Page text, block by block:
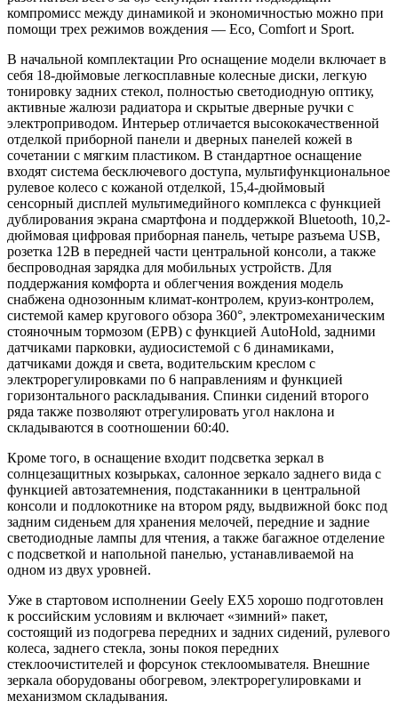
компромисс между динамикой и экономичностью можно при
помощи трех режимов вождения — Eco, Comfort и Sport.
В начальной комплектации Pro оснащение модели включает в
себя 18-дюймовые легкосплавные колесные диски, легкую
тонировку задних стекол, полностью светодиодную оптику,
активные жалюзи радиатора и скрытые дверные ручки с
электроприводом. Интерьер отличается высококачественной
отделкой приборной панели и дверных панелей кожей в
сочетании с мягким пластиком. В стандартное оснащение
входят система бесключевого доступа, мультифункциональное
рулевое колесо с кожаной отделкой, 15,4-дюймовый
сенсорный дисплей мультимедийного комплекса с функцией
дублирования экрана смартфона и поддержкой Bluetooth, 10,2-
дюймовая цифровая приборная панель, четыре разъема USB,
розетка 12В в передней части центральной консоли, а также
беспроводная зарядка для мобильных устройств. Для
поддержания комфорта и облегчения вождения модель
снабжена однозонным климат-контролем, круиз-контролем,
системой камер кругового обзора 360°, электромеханическим
стояночным тормозом (EPB) с функцией AutoHold, задними
датчиками парковки, аудиосистемой с 6 динамиками,
датчиками дождя и света, водительским креслом с
электрорегулировками по 6 направлениям и функцией
горизонтального раскладывания. Спинки сидений второго
ряда также позволяют отрегулировать угол наклона и
складываются в соотношении 60:40.
Кроме того, в оснащение входит подсветка зеркал в
солнцезащитных козырьках, салонное зеркало заднего вида с
функцией автозатемнения, подстаканники в центральной
консоли и подлокотнике на втором ряду, выдвижной бокс под
задним сиденьем для хранения мелочей, передние и задние
светодиодные лампы для чтения, а также багажное отделение
с подсветкой и напольной панелью, устанавливаемой на
одном из двух уровней.
Уже в стартовом исполнении Geely EX5 хорошо подготовлен
к российским условиям и включает «зимний» пакет,
состоящий из подогрева передних и задних сидений, рулевого
колеса, заднего стекла, зоны покоя передних
стеклоочистителей и форсунок стеклоомывателя. Внешние
зеркала оборудованы обогревом, электрорегулировками и
механизмом складывания.